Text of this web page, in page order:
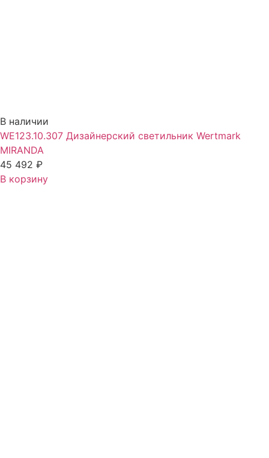
В наличии
WE123.10.307 Дизайнерский светильник Wertmark
MIRANDA
45 492 ₽
В корзину